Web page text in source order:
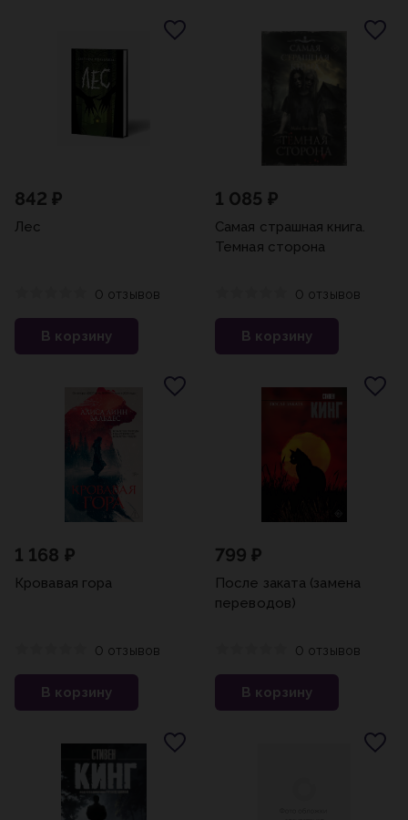
842 ₽
Лес
0 отзывов
В корзину
1 085 ₽
Самая страшная книга.
Темная сторона
0 отзывов
В корзину
1 168 ₽
Кровавая гора
0 отзывов
В корзину
799 ₽
После заката (замена
переводов)
0 отзывов
В корзину